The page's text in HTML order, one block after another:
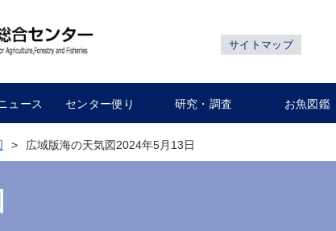
サイトマップ
ュース センター便り 研究・調査 お魚図鑑
広域版海の天気図2024年5月13日